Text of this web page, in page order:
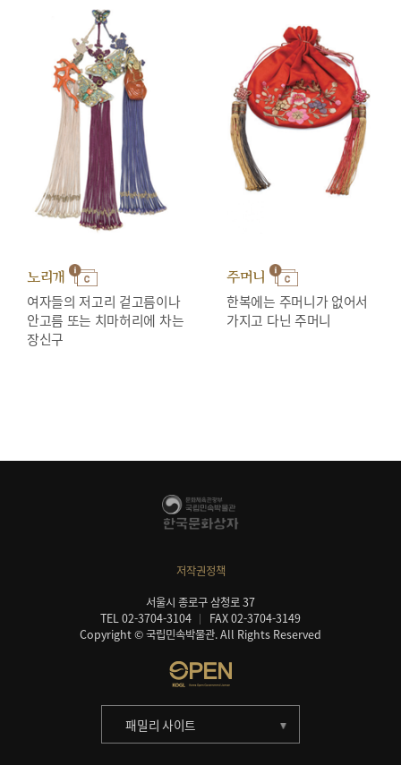
노리개
여자들의 저고리 겉고름이나
안고름 또는 치마허리에 차는
장신구
주머니
한복에는 주머니가 없어서
가지고 다닌 주머니
저작권정책
서울시 종로구 삼청로 37
TEL 02-3704-3104
FAX 02-3704-3149
Copyright © 국립민속박물관. All Rights Reserved
패밀리 사이트